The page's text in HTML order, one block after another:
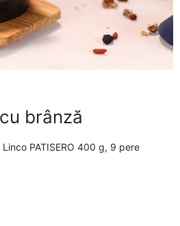
brânză
PATISERO 400 g, 9 pere